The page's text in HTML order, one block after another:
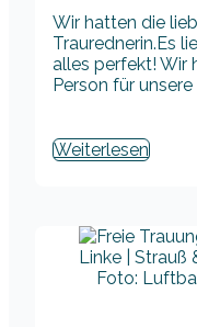
Wir hatten die
Traurednerin.Es
alles perfekt! Wir
Person für
Weiterlesen
Foto: